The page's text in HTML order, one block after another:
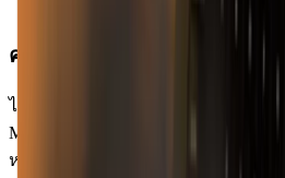
ความเก่งกาจ
ไม่ว่าคุณจะเป็นผู้เชี่ยวชาญด้านดนต
Moises เป็นเครื่องมือที่ยอดเยี่ยมที่จะ
หรือการแสดงของคุณ